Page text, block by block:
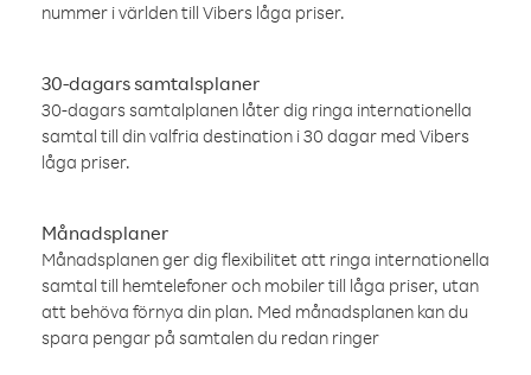
nummer i världen till Vibers låga priser.
30-dagars samtalsplaner
30-dagars samtalplanen låter dig ringa internationella
samtal till din valfria destination i 30 dagar med Vibers
låga priser.
Månadsplaner
Månadsplanen ger dig flexibilitet att ringa internationella
samtal till hemtelefoner och mobiler till låga priser, utan
att behöva förnya din plan. Med månadsplanen kan du
spara pengar på samtalen du redan ringer